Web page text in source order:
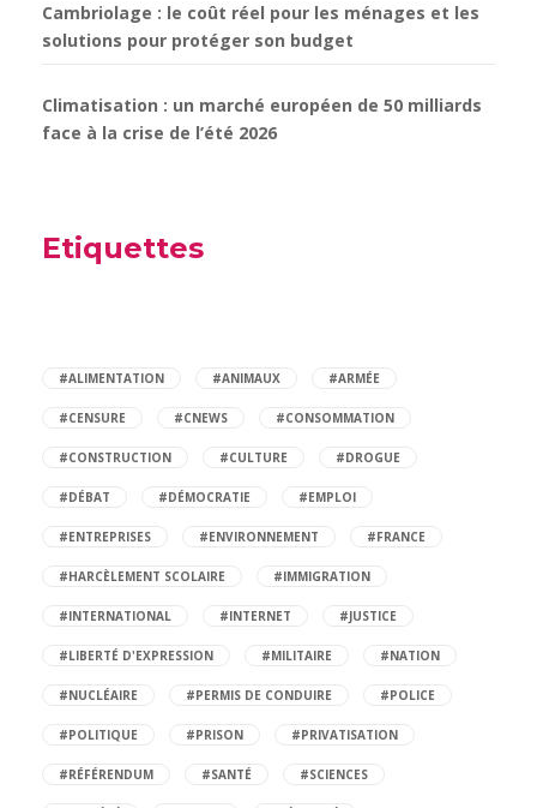
Cambriolage : le coût réel pour les ménages et les
solutions pour protéger son budget
Climatisation : un marché européen de 50 milliards
face à la crise de l’été 2026
Etiquettes
#ALIMENTATION #ANIMAUX #ARMÉE
#CENSURE #CNEWS #CONSOMMATION
#CONSTRUCTION #CULTURE #DROGUE
#DÉBAT #DÉMOCRATIE #EMPLOI
#ENTREPRISES #ENVIRONNEMENT #FRANCE
#HARCÈLEMENT SCOLAIRE #IMMIGRATION
#INTERNATIONAL #INTERNET #JUSTICE
#LIBERTÉ D'EXPRESSION #MILITAIRE #NATION
#NUCLÉAIRE #PERMIS DE CONDUIRE #POLICE
#POLITIQUE #PRISON #PRIVATISATION
#RÉFÉRENDUM #SANTÉ #SCIENCES